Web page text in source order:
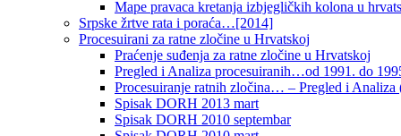
Mape pravaca kretanja izbjegličkih kolona u
Srpske žrtve rata i poraća…[2014]
Procesuirani za ratne zločine u Hrvatskoj
Praćenje suđenja za ratne zločine u Hrvatskoj
Pregled i Analiza procesuiranih…od 1991. do
Procesuiranje ratnih zločina… – Pregled i Analiza
Spisak DORH 2013 mart
Spisak DORH 2010 septembar